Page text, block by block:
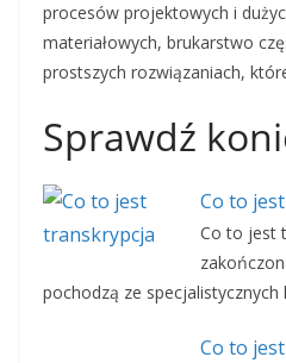
procesów projektowych i
materiałowych, brukarstwo
prostszych rozwiązaniach,
Sprawdź
Co to
Co to jest
pochodzą ze
Co to